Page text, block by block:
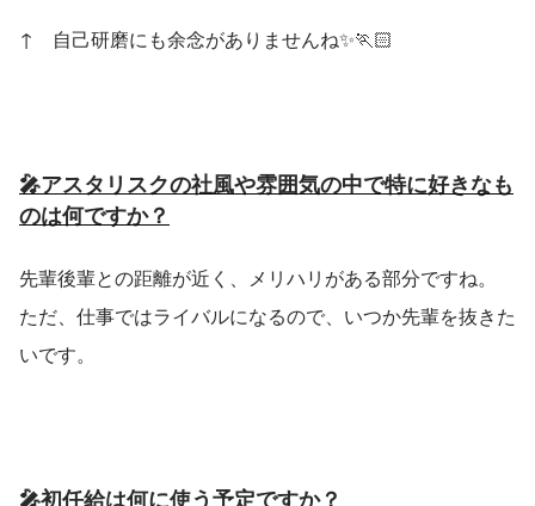
↑　自己研磨にも余念がありませんね✨️🏃🏻
🎤アスタリスクの社風や雰囲気の中で特に好きなも
のは何ですか？
先輩後輩との距離が近く、メリハリがある部分ですね。
ただ、仕事ではライバルになるので、いつか先輩を抜きた
いです。
🎤初任給は何に使う予定ですか？